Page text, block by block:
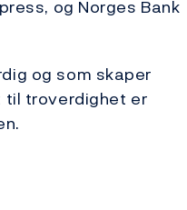
og Norges Bank
og som skaper
til troverdighet er